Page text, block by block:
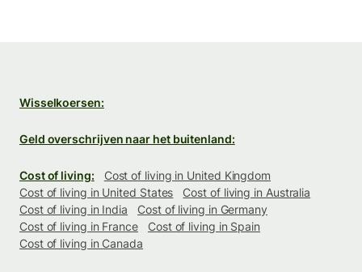
Wisselkoersen:
Geld overschrijven naar het buitenland:
Cost of living:
Cost of living in United Kingdom
Cost of living in United States
Cost of living in Australia
Cost of living in India
Cost of living in Germany
Cost of living in France
Cost of living in Spain
Cost of living in Canada